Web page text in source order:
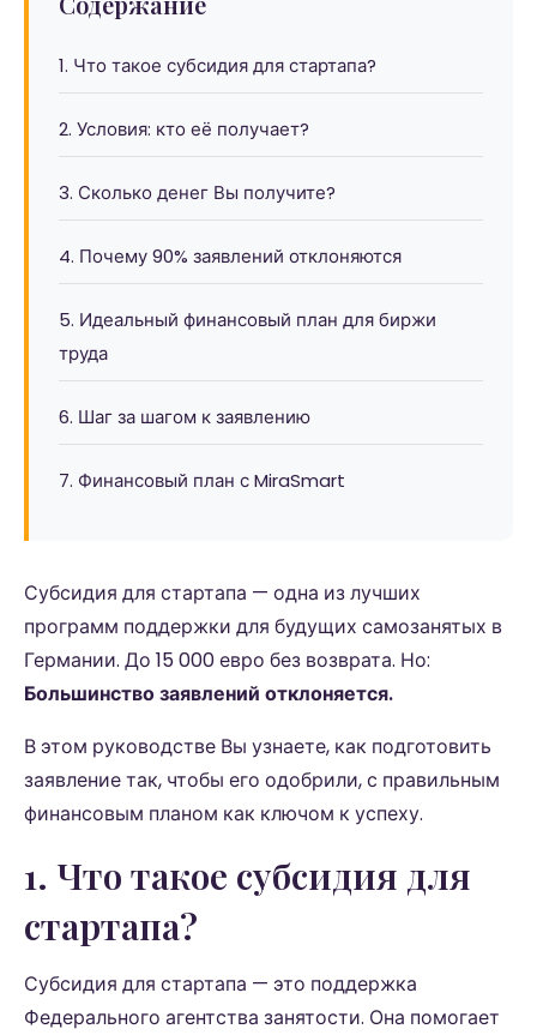
1. Что такое субсидия для стартапа?
2. Условия: кто её получает?
3. Сколько денег Вы получите?
4. Почему 90% заявлений отклоняются
5. Идеальный финансовый план для биржи
труда
6. Шаг за шагом к заявлению
7. Финансовый план с MiraSmart
Субсидия для стартапа — одна из лучших
программ поддержки для будущих самозанятых в
Германии. До 15 000 евро без возврата. Но:
Большинство заявлений отклоняется.
В этом руководстве Вы узнаете, как подготовить
заявление так, чтобы его одобрили, с правильным
финансовым планом как ключом к успеху.
1. Что такое субсидия для
стартапа?
Субсидия для стартапа — это поддержка
Федерального агентства занятости. Она помогает